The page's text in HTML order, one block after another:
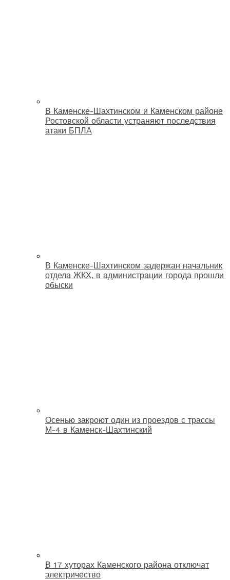
В Каменске-Шахтинском и Каменском районе
Ростовской области устраняют последствия
атаки БПЛА
В Каменске-Шахтинском задержан начальник
отдела ЖКХ, в администрации города прошли
обыски
Осенью закроют один из проездов с трассы
М-4 в Каменск-Шахтинский
В 17 хуторах Каменского района отключат
электричество